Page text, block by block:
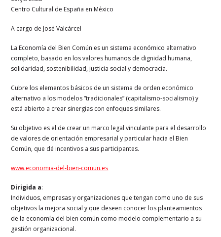
Centro Cultural de España en México
A cargo de José Valcárcel
La Economía del Bien Común es un sistema económico alternativo
completo, basado en los valores humanos de dignidad humana,
solidaridad, sostenibilidad, justicia social y democracia.
Cubre los elementos básicos de un sistema de orden económico
alternativo a los modelos “tradicionales” (capitalismo-socialismo) y
está abierto a crear sinergias con enfoques similares.
Su objetivo es el de crear un marco legal vinculante para el desarrollo
de valores de orientación empresarial y particular hacia el Bien
Común, que dé incentivos a sus participantes.
www.economia-del-bien-comun.es
Dirigida a:
Individuos, empresas y organizaciones que tengan como uno de sus
objetivos la mejora social y que deseen conocer los planteamientos
de la economía del bien común como modelo complementario a su
gestión organizacional.